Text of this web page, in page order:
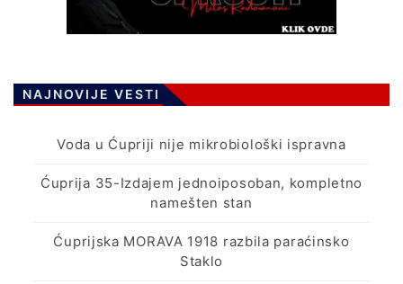
NAJNOVIJE VESTI
Voda u Ćupriji nije mikrobiološki ispravna
Ćuprija 35-Izdajem jednoiposoban, kompletno
namešten stan
Ćuprijska MORAVA 1918 razbila paraćinsko
Staklo